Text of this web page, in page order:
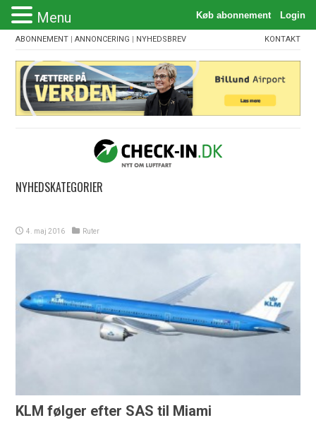
ABONNEMENT |ANNONCERING | NYHEDSBREV KONTAKT
NYHEDSKATEGORIER
4. maj 2016 Ruter
KLM følger efter SAS til Miami
Menu